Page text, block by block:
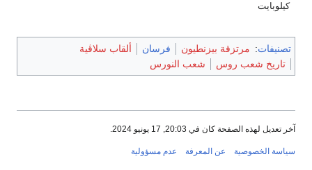
كيلوبايت
تصنيفات: مرتزقة بيزنطيون فرسان
ألقاب سلاڤية
تاريخ شعب روس
شعب النورس
آخر تعديل لهذه الصفحة كان في 20:03, 17 يونيو 2024.
سياسة الخصوصية عن المعرفة عدم مسؤولية